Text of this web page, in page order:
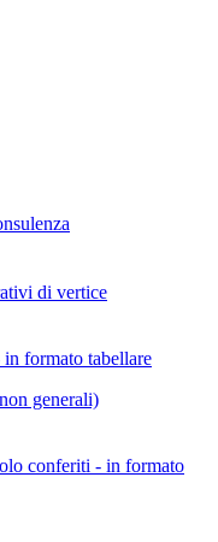
di vertice
formato tabellare
generali)
conferiti - in formato